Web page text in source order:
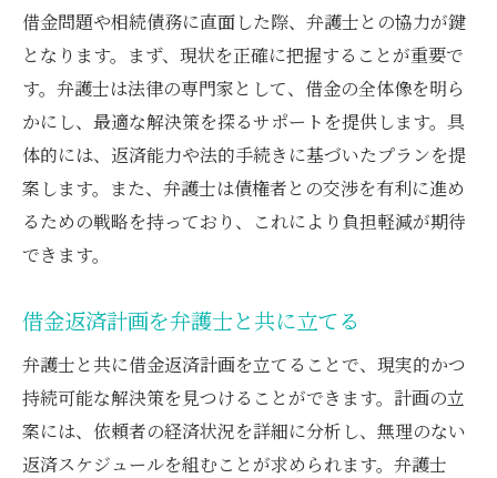
弁護士のサポートで自己破産の成功を目指
す
債務整理における弁護士の重要性とその役割
弁護士が語る債務整理の基本的な流れ
債務整理を選ぶ際の弁護士のアドバイス
弁護士と共に債務整理の最適な方法を選ぶ
弁護士と進める債務整理の具体的ステップ
債務整理後のサポートを弁護士が提供
弁護士の助けで借金問題を解決し新たな未来を
描く
借金問題解決後の生活を弁護士と共に設計
弁護士が支える経済的自立への道
借金問題や相続債務に直面した際、弁護士との協力が鍵
となります。まず、現状を正確に把握することが重要で
す。弁護士は法律の専門家として、借金の全体像を明ら
かにし、最適な解決策を探るサポートを提供します。具
体的には、返済能力や法的手続きに基づいたプランを提
案します。また、弁護士は債権者との交渉を有利に進め
るための戦略を持っており、これにより負担軽減が期待
できます。
借金返済計画を弁護士と共に立てる
弁護士と共に借金返済計画を立てることで、現実的かつ
持続可能な解決策を見つけることができます。計画の立
案には、依頼者の経済状況を詳細に分析し、無理のない
返済スケジュールを組むことが求められます。弁護士